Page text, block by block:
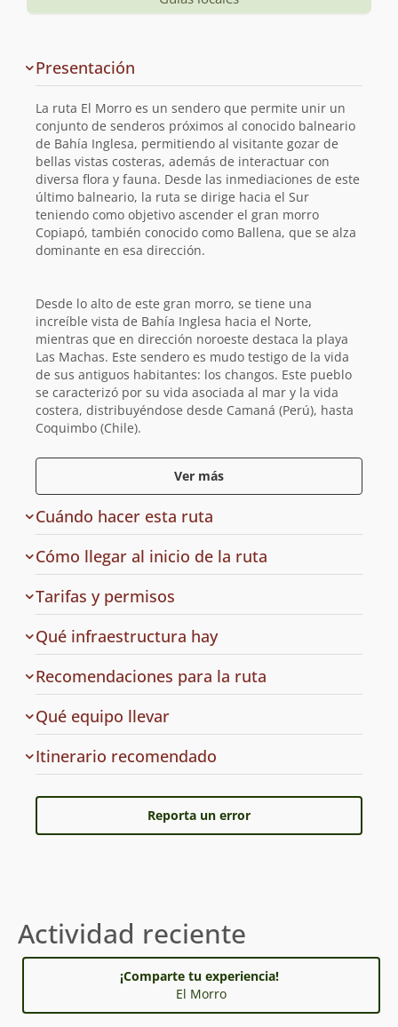
y
planificación
de
la
ruta
Presentación
La ruta El Morro es un sendero que permite unir un
conjunto de senderos próximos al conocido balneario
de Bahía Inglesa, permitiendo al visitante gozar de
bellas vistas costeras, además de interactuar con
diversa flora y fauna. Desde las inmediaciones de este
último balneario, la ruta se dirige hacia el Sur
teniendo como objetivo ascender el gran morro
Copiapó, también conocido como Ballena, que se alza
dominante en esa dirección.
Desde lo alto de este gran morro, se tiene una
increíble vista de Bahía Inglesa hacia el Norte,
mientras que en dirección noroeste destaca la playa
Las Machas. Este sendero es mudo testigo de la vida
de sus antiguos habitantes: los changos. Este pueblo
se caracterizó por su vida asociada al mar y la vida
costera, distribuyéndose desde Camaná (Perú), hasta
Coquimbo (Chile).
Ver más
Cuándo hacer esta ruta
Cómo llegar al inicio de la ruta
Tarifas y permisos
acceso
Qué infraestructura hayen
la
ruta
Recomendaciones para la ruta
Qué equipo llevara
la
ruta
Cuál
es
Itinerario recomendado
Reporta un error
Actividad reciente
¡Comparte tu experiencia!
El Morro